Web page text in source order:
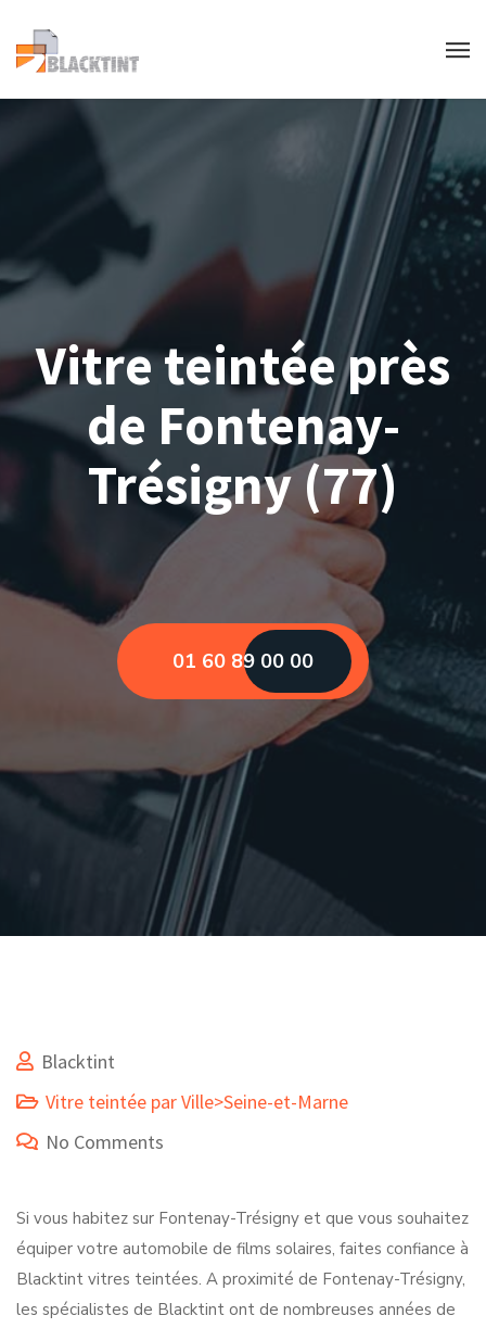
Vitre teintée près
de Fontenay-
Trésigny (77)
01 60 89 00 00
Blacktint
Vitre teintée par Ville>Seine-et-Marne
No Comments
Si vous habitez sur Fontenay-Trésigny et que vous souhaitez
équiper votre automobile de films solaires, faites confiance à
Blacktint vitres teintées. A proximité de Fontenay-Trésigny,
les spécialistes de Blacktint ont de nombreuses années de